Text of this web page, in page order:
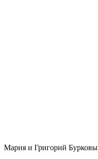
Мария и Григорий Бурковы